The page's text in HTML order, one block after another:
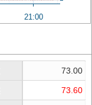
21:00
73.00
73.60